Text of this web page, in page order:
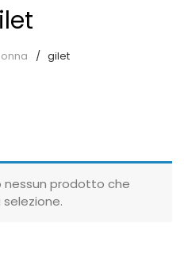
gilet
prodotto che